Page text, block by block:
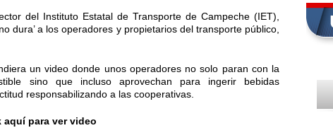
del Instituto Estatal de Transporte de Campeche (IET),
dura’ a los operadores y propietarios del transporte público,
un video donde unos operadores no solo paran con la
sino que incluso aprovechan para ingerir bebidas
responsabilizando a las cooperativas.
aquí para ver video